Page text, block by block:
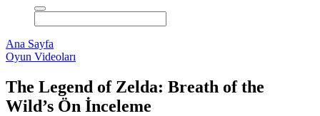
Ana Sayfa
Oyun Videoları
The Legend of Zelda: Breath of the
Wild’s Ön İnceleme